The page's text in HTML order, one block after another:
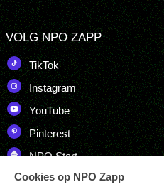
VOLG NPO ZAPP
TikTok
Instagram
YouTube
Pinterest
NPO Start